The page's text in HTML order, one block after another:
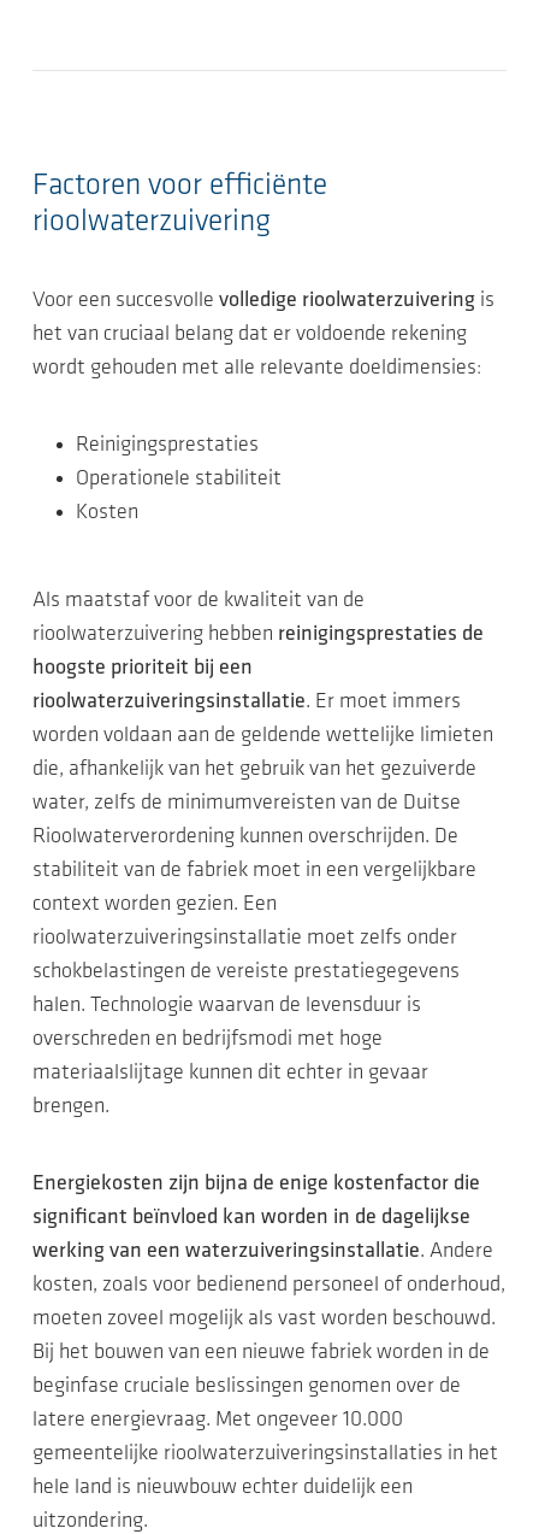
Factoren voor efficiënte
rioolwaterzuivering
Voor een succesvolle volledige rioolwaterzuivering is
het van cruciaal belang dat er voldoende rekening
wordt gehouden met alle relevante doeldimensies:
Reinigingsprestaties
Operationele stabiliteit
Kosten
Als maatstaf voor de kwaliteit van de
rioolwaterzuivering hebben reinigingsprestaties de
hoogste prioriteit bij een
rioolwaterzuiveringsinstallatie. Er moet immers
worden voldaan aan de geldende wettelijke limieten
die, afhankelijk van het gebruik van het gezuiverde
water, zelfs de minimumvereisten van de Duitse
Rioolwaterverordening kunnen overschrijden. De
stabiliteit van de fabriek moet in een vergelijkbare
context worden gezien. Een
rioolwaterzuiveringsinstallatie moet zelfs onder
schokbelastingen de vereiste prestatiegegevens
halen. Technologie waarvan de levensduur is
overschreden en bedrijfsmodi met hoge
materiaalslijtage kunnen dit echter in gevaar
brengen.
Energiekosten zijn bijna de enige kostenfactor die
significant beïnvloed kan worden in de dagelijkse
werking van een waterzuiveringsinstallatie. Andere
kosten, zoals voor bedienend personeel of onderhoud,
moeten zoveel mogelijk als vast worden beschouwd.
Bij het bouwen van een nieuwe fabriek worden in de
beginfase cruciale beslissingen genomen over de
latere energievraag. Met ongeveer 10.000
gemeentelijke rioolwaterzuiveringsinstallaties in het
hele land is nieuwbouw echter duidelijk een
uitzondering.